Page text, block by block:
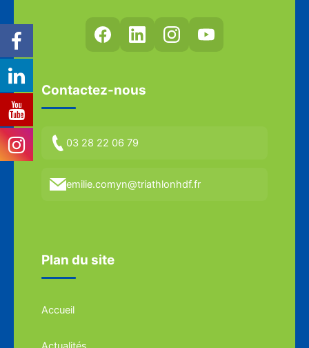
Contactez-nous
03 28 22 06 79
emilie.comyn@triathlonhdf.fr
Plan du site
Accueil